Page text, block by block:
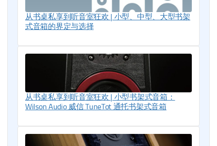
从书桌私享到听音室狂欢 | 小型、中型、大型书架
式音箱的界定与选择
从书桌私享到听音室狂欢 | 小型书架式音箱：
Wilson Audio 威信 TuneTot 通托书架式音箱